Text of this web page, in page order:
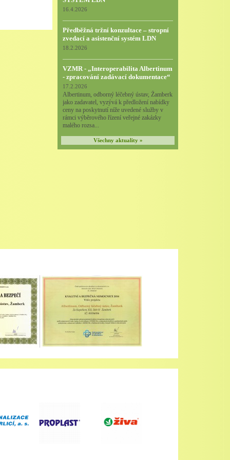
16.4.2026
Předběžná tržní konzultace – stropní
zvedací a asistenční systém LDN
18.2.2026
VZMR - „Interoperabilita Albertinum
- zpracování zadávací dokumentace“
17.2.2026
Albertinum, odborný léčebný ústav, Žamberk
jako zadavatel, vyzývá k předložení nabídky
ceny na poskytnutí níže uvedené služby v
rámci výběrového řízení veřejné zakázky
malého rozsa...
Všechny aktuality »